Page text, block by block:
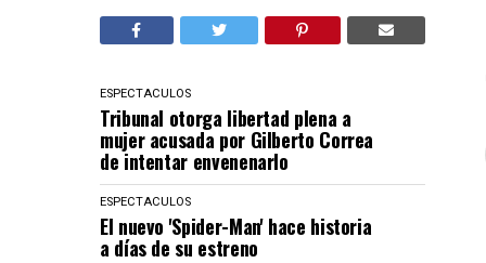
ESPECTACULOS
Tribunal otorga libertad plena a
mujer acusada por Gilberto Correa
de intentar envenenarlo
ESPECTACULOS
El nuevo 'Spider-Man' hace historia
a días de su estreno